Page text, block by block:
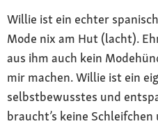
Willie ist ein echter
Mode nix am Hut (lacht).
aus ihm auch kein
mir machen. Willie ist ein
selbstbewusstes und
braucht’s keine